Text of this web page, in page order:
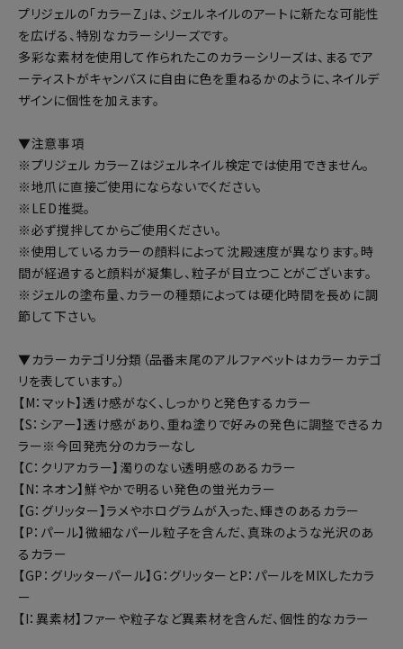
プリジェルの「カラーZ」は、ジェルネイルのアートに新たな可能性
を広げる、特別なカラーシリーズです。
多彩な素材を使用して作られたこのカラーシリーズは、まるでア
ーティストがキャンバスに自由に色を重ねるかのように、ネイルデ
ザインに個性を加えます。
▼注意事項
※プリジェル カラーZはジェルネイル検定では使用できません。
※地爪に直接ご使用にならないでください。
※LED推奨。
※必ず撹拌してからご使用ください。
※使用しているカラーの顔料によって沈殿速度が異なります。時
間が経過すると顔料が凝集し、粒子が目立つことがございます。
※ジェルの塗布量、カラーの種類によっては硬化時間を長めに調
節して下さい。
▼カラーカテゴリ分類（品番末尾のアルファベットはカラーカテゴ
リを表しています。）
【M：マット】透け感がなく、しっかりと発色するカラー
【S：シアー】透け感があり、重ね塗りで好みの発色に調整できるカ
ラー※今回発売分のカラーなし
【C：クリアカラー】濁りのない透明感のあるカラー
【N：ネオン】鮮やかで明るい発色の蛍光カラー
【G：グリッター】ラメやホログラムが入った、輝きのあるカラー
【P：パール】微細なパール粒子を含んだ、真珠のような光沢のあ
るカラー
【GP：グリッターパール】G：グリッターとP：パールをMIXしたカラ
ー
【I：異素材】ファーや粒子など異素材を含んだ、個性的なカラー